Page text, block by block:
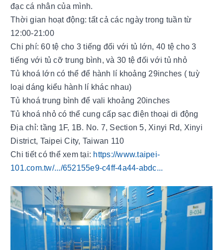
đạc cá nhân của mình.
Thời gian hoạt động: tất cả các ngày trong tuần từ
12:00-21:00
Chi phí: 60 tệ cho 3 tiếng đối với tủ lớn, 40 tệ cho 3
tiếng với tủ cỡ trung bình, và 30 tệ đối với tủ nhỏ
Tủ khoá lớn có thể để hành lí khoảng 29inches ( tuỳ
loại dáng kiểu hành lí khác nhau)
Tủ khoá trung bình để vali khoảng 20inches
Tủ khoá nhỏ có thể cung cấp sạc điện thoại di động
Địa chỉ: tầng 1F, 1B. No. 7, Section 5, Xinyi Rd, Xinyi
District, Taipei City, Taiwan 110
Chi tiết có thể xem tại: https://www.taipei-
101.com.tw/.../652155e9-c4ff-4a44-abdc...